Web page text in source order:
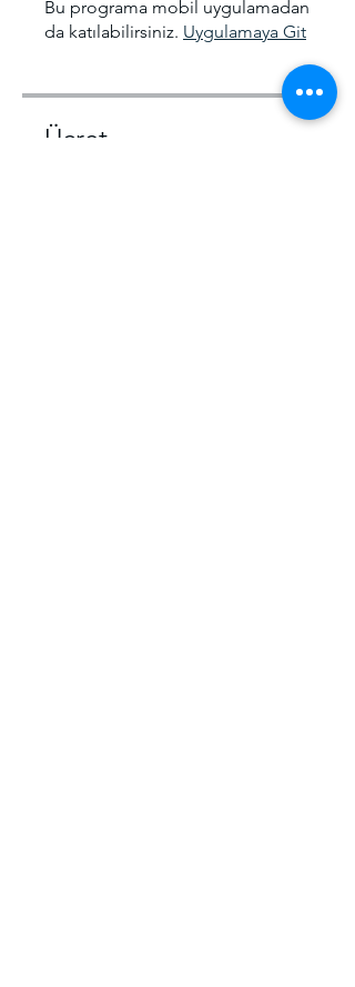
Bu programa mobil uygulamadan
da katılabilirsiniz. Uygulamaya Git
Ücret